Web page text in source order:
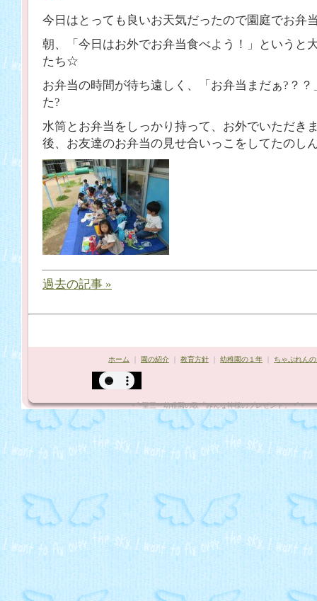
今日はとっても良いお天気だったので園庭でお弁
朝、「今日はお外でお弁当食べよう！」というと
たち☆
お弁当の時間が待ち遠しく、「お弁当まだぁ?？
た?
水筒とお弁当をしっかり持って、お外でいただき
後、お友達のお弁当の見せ合いっこをしてたのし
過去の記事 »
ホーム 園の紹介 教育方針 幼稚園の１年 ちゃぷれん
*¨`•聖三一幼稚園の歌「みんな神様のプレゼント」"•´¨*